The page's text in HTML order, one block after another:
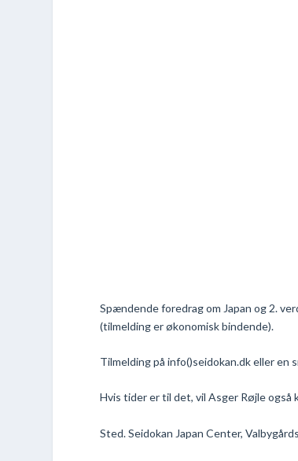
Spændende foredrag om Japan og 2.
(tilmelding er økonomisk bindende).
Tilmelding på info()seidokan.dk eller en
Hvis tider er til det, vil Asger Røjle
Sted. Seidokan Japan Center,